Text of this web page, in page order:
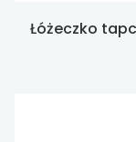
Łóżeczko